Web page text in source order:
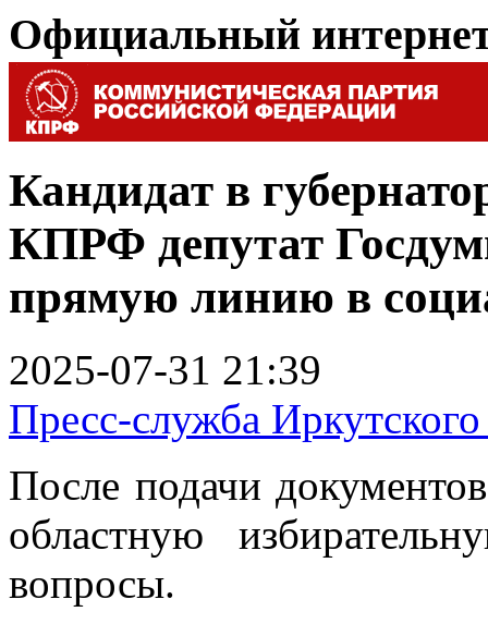
Официальный
Кандидат в
КПРФ депутат
прямую линию в
2025-07-31 21:39
Пресс-служба
После подачи
областную
вопросы.